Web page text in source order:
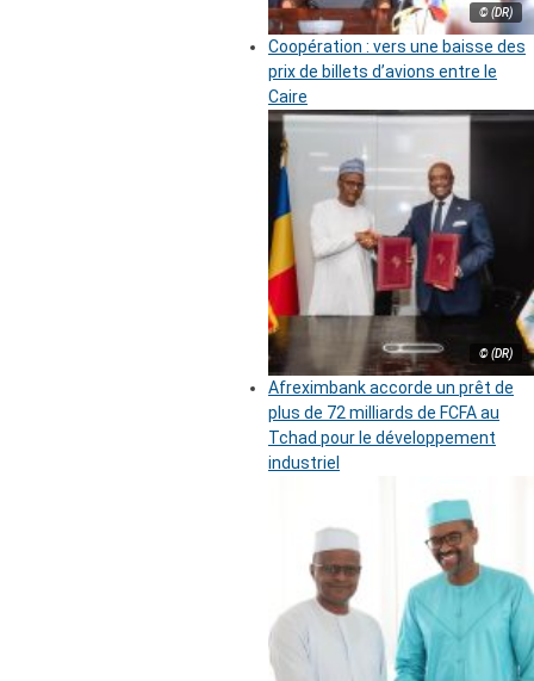
© (DR)
Coopération : vers une baisse des
prix de billets d’avions entre le
Caire
© (DR)
Afreximbank accorde un prêt de
plus de 72 milliards de FCFA au
Tchad pour le développement
industriel